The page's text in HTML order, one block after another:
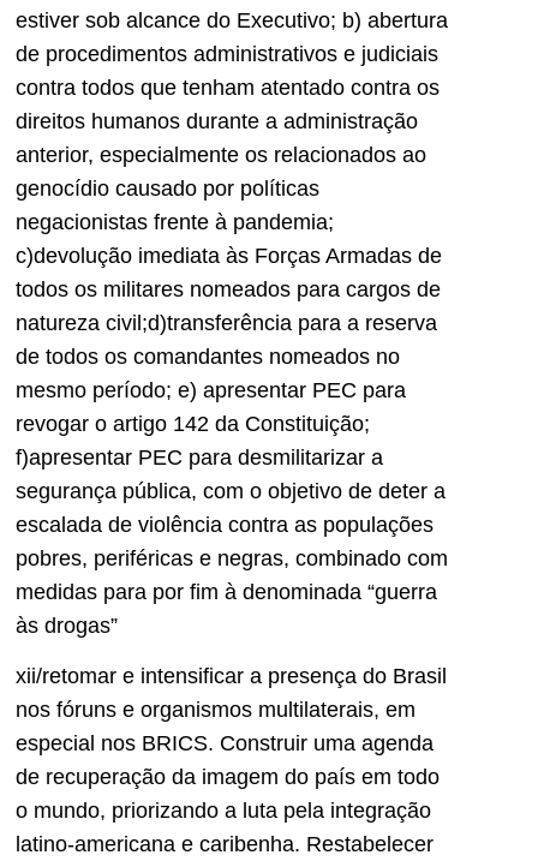
estiver sob alcance do Executivo; b) abertura
de procedimentos administrativos e judiciais
contra todos que tenham atentado contra os
direitos humanos durante a administração
anterior, especialmente os relacionados ao
genocídio causado por políticas
negacionistas frente à pandemia;
c)devolução imediata às Forças Armadas de
todos os militares nomeados para cargos de
natureza civil;d)transferência para a reserva
de todos os comandantes nomeados no
mesmo período; e) apresentar PEC para
revogar o artigo 142 da Constituição;
f)apresentar PEC para desmilitarizar a
segurança pública, com o objetivo de deter a
escalada de violência contra as populações
pobres, periféricas e negras, combinado com
medidas para por fim à denominada “guerra
às drogas”
xii/retomar e intensificar a presença do Brasil
nos fóruns e organismos multilaterais, em
especial nos BRICS. Construir uma agenda
de recuperação da imagem do país em todo
o mundo, priorizando a luta pela integração
latino-americana e caribenha. Restabelecer